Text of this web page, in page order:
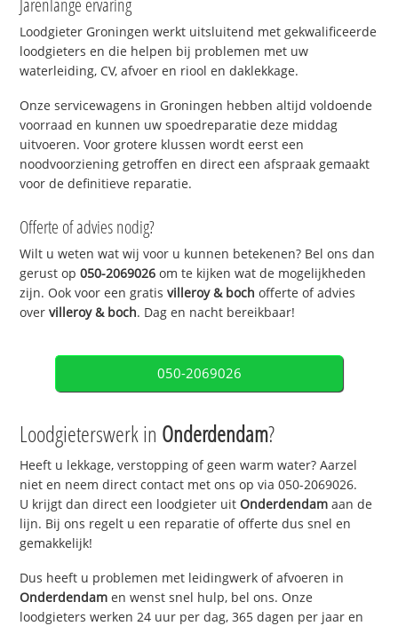
Loodgieter Groningen werkt uitsluitend met gekwalificeerde
loodgieters en die helpen bij problemen met uw
waterleiding, CV, afvoer en riool en daklekkage.
Onze servicewagens in Groningen hebben altijd voldoende
voorraad en kunnen uw spoedreparatie deze middag
uitvoeren. Voor grotere klussen wordt eerst een
noodvoorziening getroffen en direct een afspraak gemaakt
voor de definitieve reparatie.
Offerte of advies nodig?
Wilt u weten wat wij voor u kunnen betekenen? Bel ons dan
gerust op050-2069026 om te kijken wat de mogelijkheden
zijn. Ook voor een gratisvilleroy & boch offerte of advies
overvilleroy & boch. Dag en nacht bereikbaar!
050-2069026
Loodgieterswerk in Onderdendam?
Heeft u lekkage, verstopping of geen warm water? Aarzel
niet en neem direct contact met ons op via 050-2069026.
U krijgt dan direct een loodgieter uitOnderdendam aan de
lijn. Bij ons regelt u een reparatie of offerte dus snel en
gemakkelijk!
Dus heeft u problemen met leidingwerk of afvoeren in
Onderdendam en wenst snel hulp, bel ons. Onze
loodgieters werken 24 uur per dag, 365 dagen per jaar en